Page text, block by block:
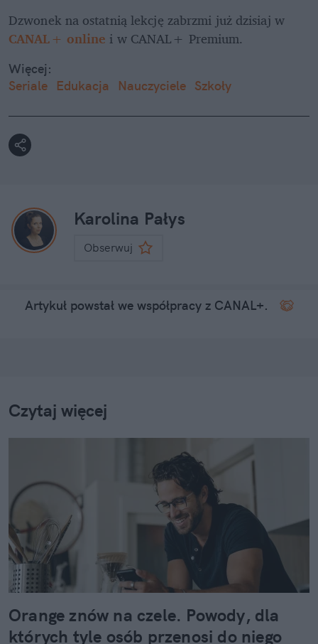
Dzwonek na ostatnią lekcję zabrzmi już dzisiaj w
CANAL+ online i w CANAL+ Premium.
Więcej:
Seriale
Edukacja Nauczyciele Szkoły
Karolina Pałys
Obserwuj
Artykuł powstał we współpracy z CANAL+.
Czytaj więcej
Orange znów na czele. Powody, dla
których tyle osób przenosi do niego